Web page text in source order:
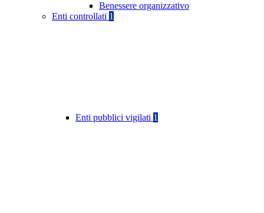
Benessere organizzativo
Enti controllati 1
Enti pubblici vigilati 1